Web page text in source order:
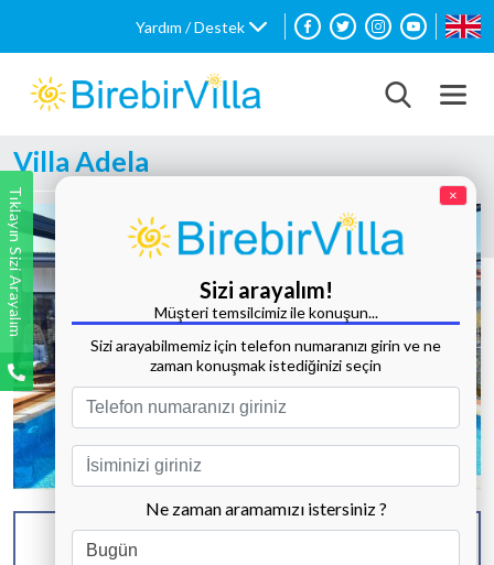
Yardım / Destek
Villa Adela
Tüm Fotoğrafları Göster
Tıklayın Sizi Arayalım ×
Sizi arayalım!
Müşteri temsilcimiz ile konuşun...
Sizi arayabilmemiz için telefon numaranızı girin ve ne
zaman konuşmak istediğinizi seçin
Ne zaman aramamızı istersiniz ?